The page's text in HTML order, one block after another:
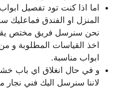
اما اذا كنت تود تفصيل
المنزل او الفندق فماعليك
نحن سنرسل فريق مختص
اخذ القياسات المطلوبة و
ابواب مناسبة.
و في حال انغلاق اي باب
لاننا سنرسل اليك فني